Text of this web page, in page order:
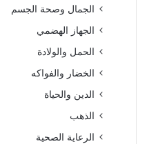
الجمال وصحة الجسم
الجهاز الهضمي
الحمل والولادة
الخضار والفواكه
الدين والحياة
الذهب
الرعاية الصحية